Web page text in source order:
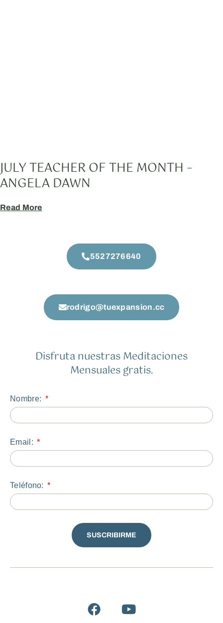
JULY TEACHER OF THE MONTH –
ANGELA DAWN
Read More
5527276640
rodrigo@tuexpansion.cc
Disfruta nuestras Meditaciones
Mensuales gratis.
Nombre:
Email:
Teléfono:
SUSCRIBIRME